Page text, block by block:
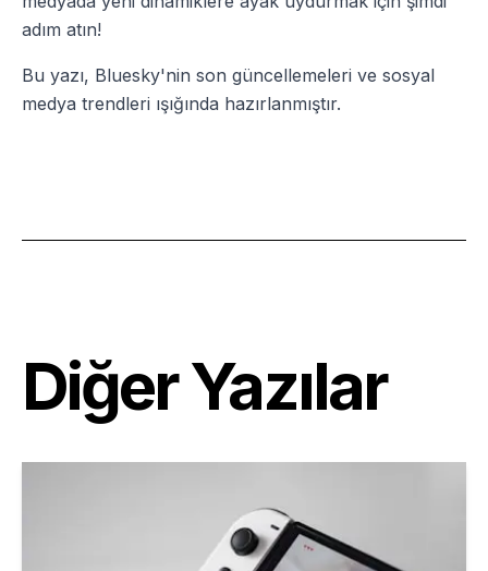
adım atın!
Bu yazı, Bluesky'nin son güncellemeleri ve sosyal
medya trendleri ışığında hazırlanmıştır.
Diğer Yazılar